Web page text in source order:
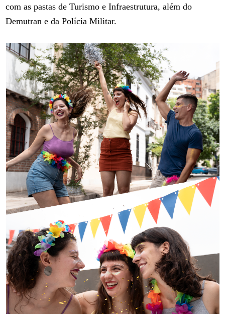
com as pastas de Turismo e Infraestrutura, além do
Demutran e da Polícia Militar.